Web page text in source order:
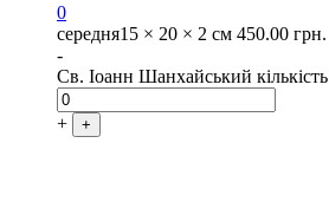
0
середня15 × 20 × 2 см 450.00 грн.
-
Св. Іоанн Шанхайський кількість
+ +